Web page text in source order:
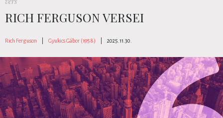
RICH FERGUSON VERSEI
Rich Ferguson Gyukics Gábor (1958) 2025.11.30.